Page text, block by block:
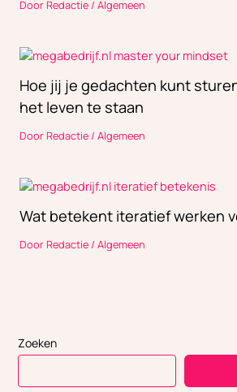
DoorRedactie / Algemeen
Hoe jij je gedachten kunt
het leven te staan
DoorRedactie / Algemeen
Wat betekent iteratief werken
DoorRedactie / Algemeen
Zoeken